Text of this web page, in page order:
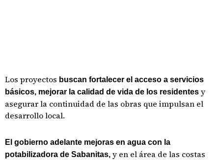
Los proyectos buscan fortalecer el acceso a servicios
básicos, mejorar la calidad de vida de los residentes y
asegurar la continuidad de las obras que impulsan el
desarrollo local.
El gobierno adelante mejoras en agua con la
potabilizadora de Sabanitas, y en el área de las costas